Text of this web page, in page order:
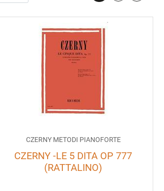
CZERNY METODI PIANOFORTE
CZERNY -LE 5 DITA OP 777
(RATTALINO)